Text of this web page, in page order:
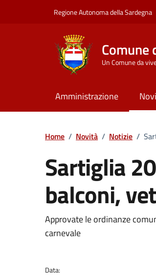
Regione Autonoma della Sardegna
Comune
Un Comune da
Amministrazione
Home / Novità / Notizie /
Sartiglia
balconi,
Dettagli
Approvate le ordinanze
carnevale
Data: